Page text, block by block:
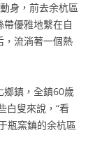
身，前去余杭區
優雅地繫在自
，流淌著一個熱
鄉鎮，全鎮60歲
白叟來說，“看
瓶窯鎮的余杭區